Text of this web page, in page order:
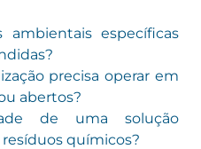
ambientais específicas
precisa operar em
abertos?
de uma solução
químicos?